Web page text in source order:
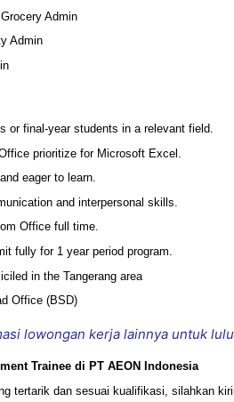
Admin
Admin
or final-year students in a relevant field.
prioritize for Microsoft Excel.
eager to learn.
and interpersonal skills.
Office full time.
fully for 1 year period program.
in the Tangerang area
Office (BSD)
lowongan kerja lainnya untuk
Trainee di PT AEON Indonesia
tertarik dan sesuai kualifikasi, silahkan